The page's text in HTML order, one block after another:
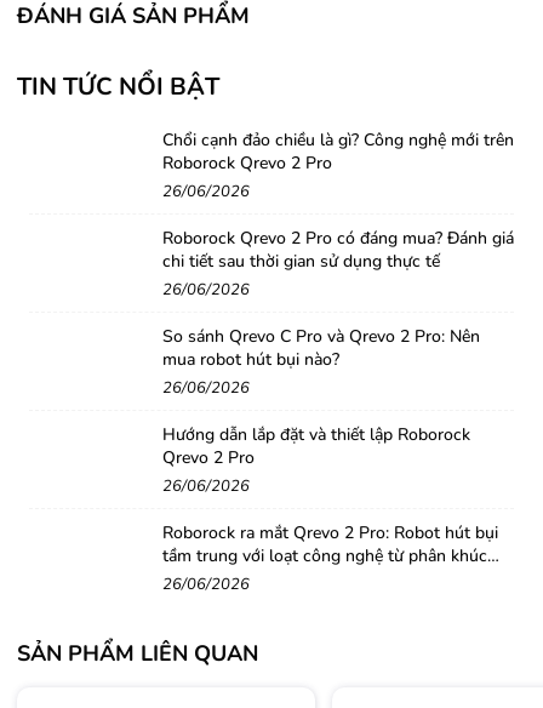
dụng rộng rãi trong nhiều trường hợp như đèn
điện chiếu sáng, cây nước nóng lạnh, máy pha
cà phê, máy lọc không khí , máy hút ẩm , máy
Ổ cắm thông minh Tenda Beli SP3 được công ty
hàng đầu về cung cấp thiết bị mạng Tenda đưa
vào thị trường cuối 2019 đầu 2020 với mục đích
cung cấp thêm nhiều lựa chọn cho các giải
pháp nhà thông minh smart home cũng như
trong xã hội công nghệ hóa hiện nay.
cắm thông minh Tenda Beli SP3
Tenda Beli SP3 là một khối nhựa màu trắng
ĐÁNH GIÁ SẢN PHẨM
TIN TỨC NỔI BẬT
Chổi cạnh đảo chiều là gì? Công nghệ mới trên
Roborock Qrevo 2 Pro
26/06/2026
Roborock Qrevo 2 Pro có đáng mua? Đánh giá
chi tiết sau thời gian sử dụng thực tế
26/06/2026
So sánh Qrevo C Pro và Qrevo 2 Pro: Nên
mua robot hút bụi nào?
26/06/2026
Hướng dẫn lắp đặt và thiết lập Roborock
Qrevo 2 Pro
26/06/2026
Roborock ra mắt Qrevo 2 Pro: Robot hút bụi
tầm trung với loạt công nghệ từ phân khúc
cao cấp
26/06/2026
SẢN PHẨM LIÊN QUAN